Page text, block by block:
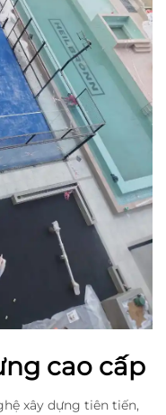
cao cấp
xây dựng tiên tiến,